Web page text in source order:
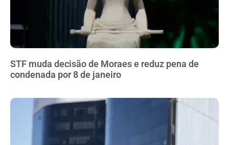
STF muda decisão de Moraes e reduz pena de
condenada por 8 de janeiro